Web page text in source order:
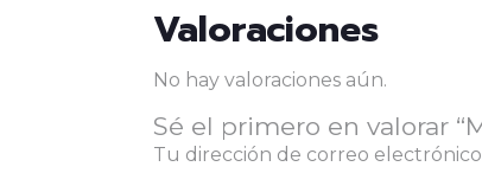
Valoraciones
No hay valoraciones aún.
Sé el primero en valorar
Tu dirección de correo